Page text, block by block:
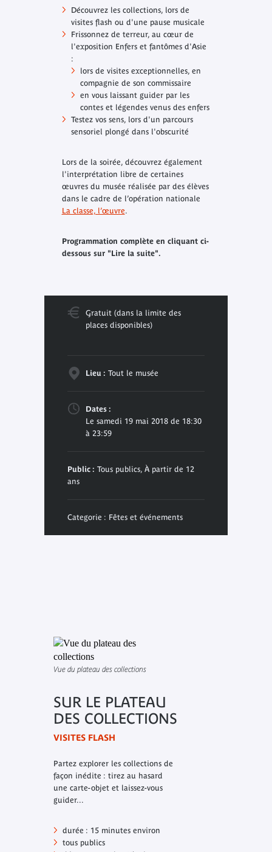
Découvrez les collections, lors de
visites flash ou d'une pause musicale
Frissonnez de terreur, au cœur de
l'exposition Enfers et fantômes d'Asie
:
lors de visites exceptionnelles, en
compagnie de son commissaire
en vous laissant guider par les
contes et légendes venus des enfers
Testez vos sens, lors d'un parcours
sensoriel plongé dans l'obscurité
Lors de la soirée, découvrez également
l'interprétation libre de certaines
œuvres du musée réalisée par des élèves
dans le cadre de l’opération nationale
La classe, l’œuvre.
Programmation complète en cliquant ci-
dessous sur "Lire la suite".
Gratuit (dans la limite des
places disponibles)
Lieu : Tout le musée
Dates :
Le samedi 19 mai 2018 de 18:30
à 23:59
Public : Tous publics, À partir de 12
ans
Categorie : Fêtes et événements
Vue du plateau des collections
SUR LE PLATEAU
DES COLLECTIONS
VISITES FLASH
Partez explorer les collections de
façon inédite : tirez au hasard
une carte-objet et laissez-vous
guider...
durée : 15 minutes environ
tous publics